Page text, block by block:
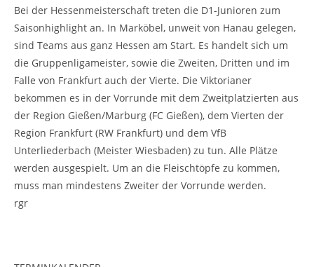
Bei der Hessenmeisterschaft treten die D1-Junioren zum
Saisonhighlight an. In Marköbel, unweit von Hanau gelegen,
sind Teams aus ganz Hessen am Start. Es handelt sich um
die Gruppenligameister, sowie die Zweiten, Dritten und im
Falle von Frankfurt auch der Vierte. Die Viktorianer
bekommen es in der Vorrunde mit dem Zweitplatzierten aus
der Region Gießen/Marburg (FC Gießen), dem Vierten der
Region Frankfurt (RW Frankfurt) und dem VfB
Unterliederbach (Meister Wiesbaden) zu tun. Alle Plätze
werden ausgespielt. Um an die Fleischtöpfe zu kommen,
muss man mindestens Zweiter der Vorrunde werden.
rgr